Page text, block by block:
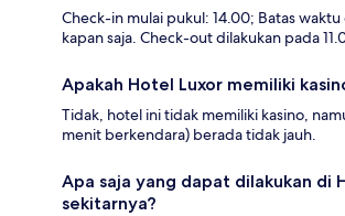
Check-in mulai pukul: 14.00; Batas
kapan saja. Check-out dilakukan pada
Apakah Hotel Luxor memiliki
Tidak, hotel ini tidak memiliki kasino,
menit berkendara) berada tidak jauh.
Apa saja yang dapat dilakukan di
sekitarnya?